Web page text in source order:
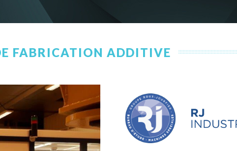
FABRICATION ADDITIVE